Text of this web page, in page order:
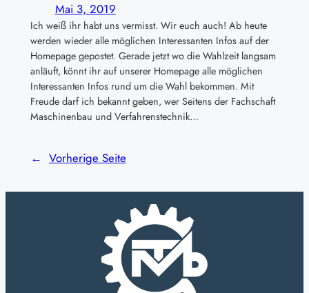
Mai 3, 2019
Ich weiß ihr habt uns vermisst. Wir euch auch! Ab heute
werden wieder alle möglichen Interessanten Infos auf der
Homepage gepostet. Gerade jetzt wo die Wahlzeit langsam
anläuft, könnt ihr auf unserer Homepage alle möglichen
Interessanten Infos rund um die Wahl bekommen. Mit
Freude darf ich bekannt geben, wer Seitens der Fachschaft
Maschinenbau und Verfahrenstechnik…
← Vorherige Seite